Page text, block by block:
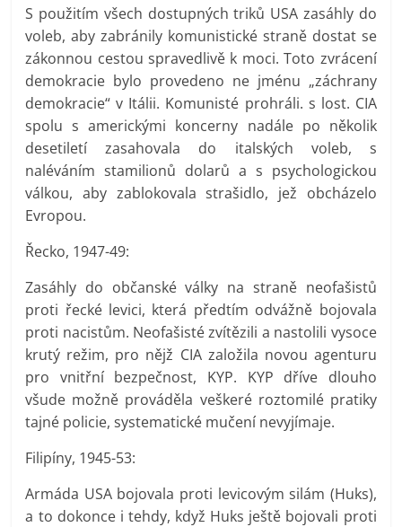
S použitím všech dostupných triků USA zasáhly do
voleb, aby zabránily komunistické straně dostat se
zákonnou cestou spravedlivě k moci. Toto zvrácení
demokracie bylo provedeno ne jménu „záchrany
demokracie“ v Itálii. Komunisté prohráli. s lost. CIA
spolu s americkými koncerny nadále po několik
desetiletí zasahovala do italských voleb, s
naléváním stamilionů dolarů a s psychologickou
válkou, aby zablokovala strašidlo, jež obcházelo
Evropou.
Řecko, 1947-49:
Zasáhly do občanské války na straně neofašistů
proti řecké levici, která předtím odvážně bojovala
proti nacistům. Neofašisté zvítězili a nastolili vysoce
krutý režim, pro nějž CIA založila novou agenturu
pro vnitřní bezpečnost, KYP. KYP dříve dlouho
všude možně prováděla veškeré roztomilé pratiky
tajné policie, systematické mučení nevyjímaje.
Filipíny, 1945-53:
Armáda USA bojovala proti levicovým silám (Huks),
a to dokonce i tehdy, když Huks ještě bojovali proti